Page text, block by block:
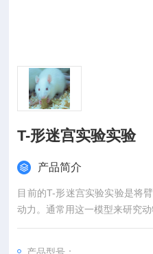
T-形迷宫实验实验
产品简介
目前的T-形迷宫实验实验是将
动力。通常用这一模型来研究
ing memory），即测定动物只